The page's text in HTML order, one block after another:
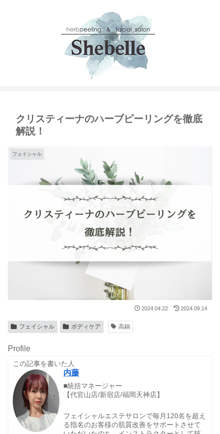
クリスティーナのハーブピーリングを徹底
解説！
フェイシャル
2024.04.22 2024.09.14
フェイシャル ボディケア 高鍋
Profile
この記事を書いた人
内藤
■統括マネージャー
【代官山店/新宿店/福岡天神店】
フェイシャルエステサロンで毎月120名を超え
る指名のお客様の肌質改善をサポートさせて